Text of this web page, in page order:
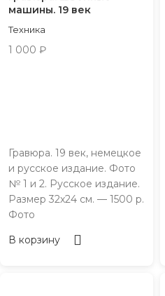
машины. 19 век
Техника
1 000 ₽
Гравюра. 19 век, немецкое
и русское издание. Фото
№ 1 и 2. Русское издание.
Размер 32х24 см. — 1500 р.
Фото
В корзину